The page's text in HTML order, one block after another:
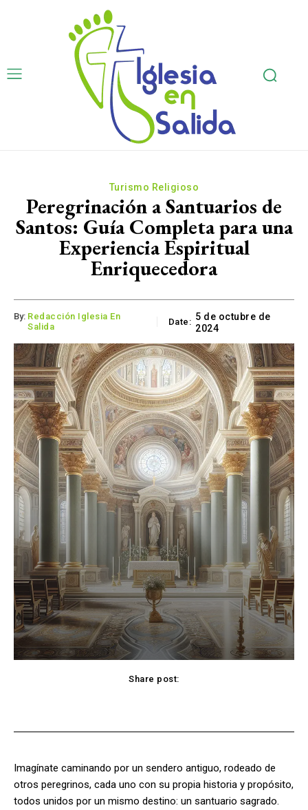
Turismo Religioso
Peregrinación a Santuarios de
Santos: Guía Completa para una
Experiencia Espiritual
Enriquecedora
By: Redacción Iglesia En
Salida
Date: 5 de octubre de
2024
Share post:
Imagínate caminando por un sendero antiguo, rodeado de
otros peregrinos, cada uno con su propia historia y propósito,
todos unidos por un mismo destino: un santuario sagrado.